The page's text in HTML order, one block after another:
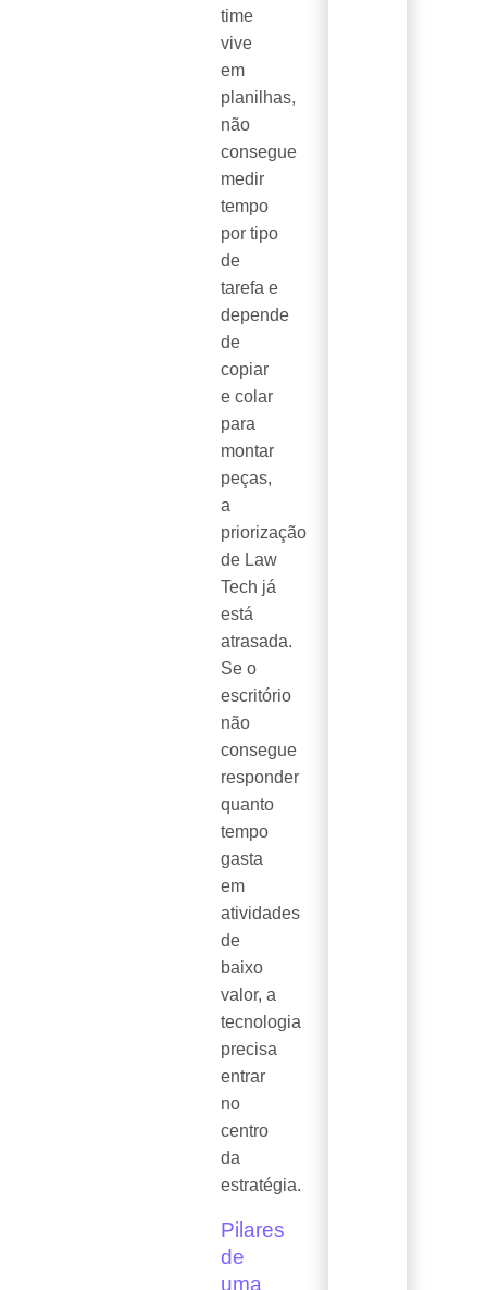
time
vive
em
planilhas,
não
consegue
medir
tempo
por tipo
de
tarefa e
depende
de
copiar
e colar
para
montar
peças,
a
priorização
de Law
Tech já
está
atrasada.
Se o
escritório
não
consegue
responder
quanto
tempo
gasta
em
atividades
de
baixo
valor, a
tecnologia
precisa
entrar
no
centro
da
estratégia.
Pilares
de
uma